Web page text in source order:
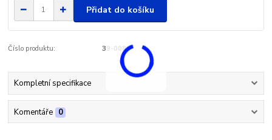
Přidat do košíku
Číslo produktu: 39-0088
Kompletní specifikace
Komentáře 0